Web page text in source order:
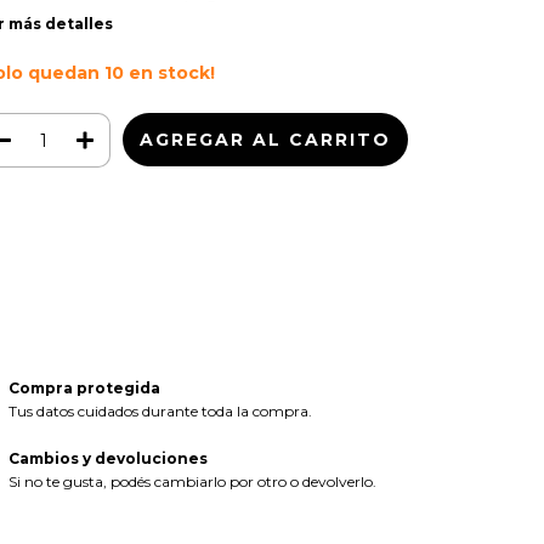
más detalles
quedan 10 en stock!
Compra protegida
Tus datos cuidados durante toda la compra.
Cambios y devoluciones
Si no te gusta, podés cambiarlo por otro o devolverlo.